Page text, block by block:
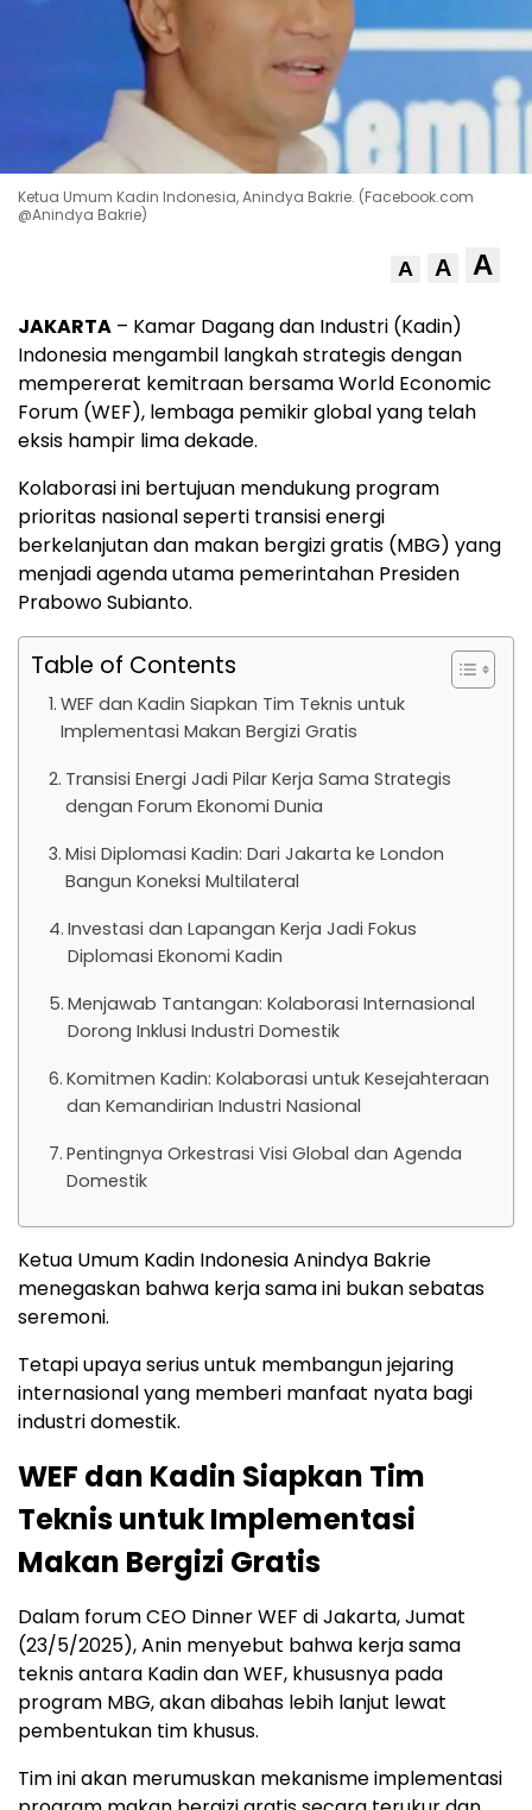
Ketua Umum Kadin Indonesia, Anindya Bakrie. (Facebook.com
@Anindya Bakrie)
A A A
JAKARTA – Kamar Dagang dan Industri (Kadin)
Indonesia mengambil langkah strategis dengan
mempererat kemitraan bersama World Economic
Forum (WEF), lembaga pemikir global yang telah
eksis hampir lima dekade.
Kolaborasi ini bertujuan mendukung program
prioritas nasional seperti transisi energi
berkelanjutan dan makan bergizi gratis (MBG) yang
menjadi agenda utama pemerintahan Presiden
Prabowo Subianto.
Table of Contents
WEF dan Kadin Siapkan Tim Teknis untuk
Implementasi Makan Bergizi Gratis
Transisi Energi Jadi Pilar Kerja Sama Strategis
dengan Forum Ekonomi Dunia
Misi Diplomasi Kadin: Dari Jakarta ke London
Bangun Koneksi Multilateral
Investasi dan Lapangan Kerja Jadi Fokus
Diplomasi Ekonomi Kadin
Menjawab Tantangan: Kolaborasi Internasional
Dorong Inklusi Industri Domestik
Komitmen Kadin: Kolaborasi untuk Kesejahteraan
dan Kemandirian Industri Nasional
Pentingnya Orkestrasi Visi Global dan Agenda
Domestik
Ketua Umum Kadin Indonesia Anindya Bakrie
menegaskan bahwa kerja sama ini bukan sebatas
seremoni.
Tetapi upaya serius untuk membangun jejaring
internasional yang memberi manfaat nyata bagi
industri domestik.
WEF dan Kadin Siapkan Tim
Teknis untuk Implementasi
Makan Bergizi Gratis
Dalam forum CEO Dinner WEF di Jakarta, Jumat
(23/5/2025), Anin menyebut bahwa kerja sama
teknis antara Kadin dan WEF, khususnya pada
program MBG, akan dibahas lebih lanjut lewat
pembentukan tim khusus.
Tim ini akan merumuskan mekanisme implementasi